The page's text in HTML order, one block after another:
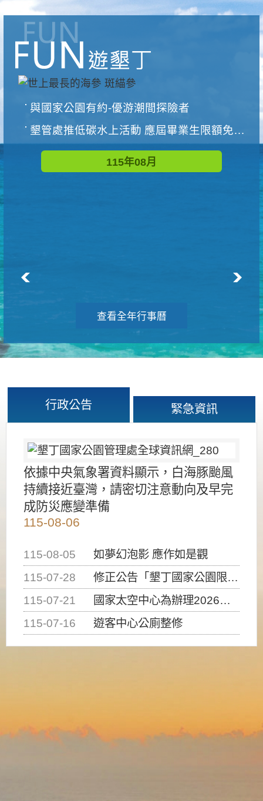
與國家公園有約-優游潮間探險者
墾管處推低碳水上活動 應屆畢業生限額免費參加
115年08月
查看全年行事曆
行政公告 緊急資訊
依據中央氣象署資料顯示，白海豚颱風
持續接近臺灣，請密切注意動向及早完
成防災應變準備
115-08-06
115-08-05
如夢幻泡影 應作如是觀
115-07-28
修正公告「墾丁國家公園限制水域遊憩活動之種類、範圍、時間及行為」，自即日生效。
115-07-21
國家太空中心為辦理2026台灣盃火箭競賽，陸、海、空域警戒及協調相關事宜，因颱風備案事宜
115-07-16
遊客中心公廁整修